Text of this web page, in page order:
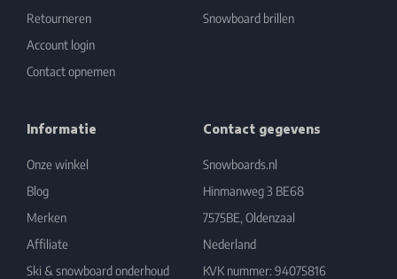
Retourneren
Account login
Contact opnemen
Snowboard brillen
Informatie
Onze winkel
Blog
Merken
Affiliate
Ski & snowboard onderhoud
Contact gegevens
Snowboards.nl
Hinmanweg 3 BE68
7575BE, Oldenzaal
Nederland
KVK nummer: 94075816